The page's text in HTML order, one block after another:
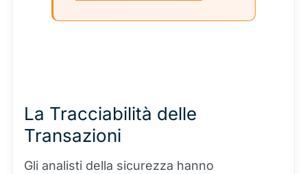
La Tracciabilità delle
Transazioni
Gli analisti della sicurezza hanno